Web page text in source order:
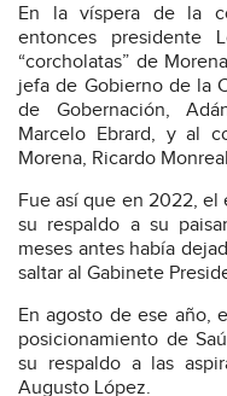
En la víspera de la
entonces presidente
“corcholatas” de
jefa de Gobierno de la
de Gobernación,
Marcelo Ebrard, y al
Morena, Ricardo
Fue así que en 2022, el
su respaldo a su
meses antes había
saltar al Gabinete
En agosto de ese año,
posicionamiento de
su respaldo a las
Augusto López.